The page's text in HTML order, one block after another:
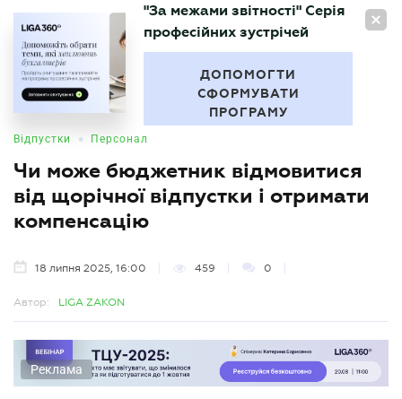
UA
БУХГАЛТЕР
"За межами звітності" Серія
професійних зустрічей
ДОПОМОГТИ
СФОРМУВАТИ
ПРОГРАМУ
Відпустки • Персонал
Чи може бюджетник відмовитися
від щорічної відпустки і отримати
компенсацію
18 липня 2025, 16:00 459 0
Автор: LIGA ZAKON
Реклама